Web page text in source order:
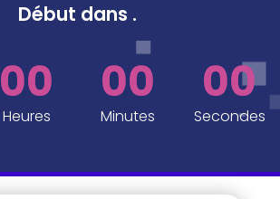
Début dans .
..
00
Heures
00
Minutes
00
Secondes